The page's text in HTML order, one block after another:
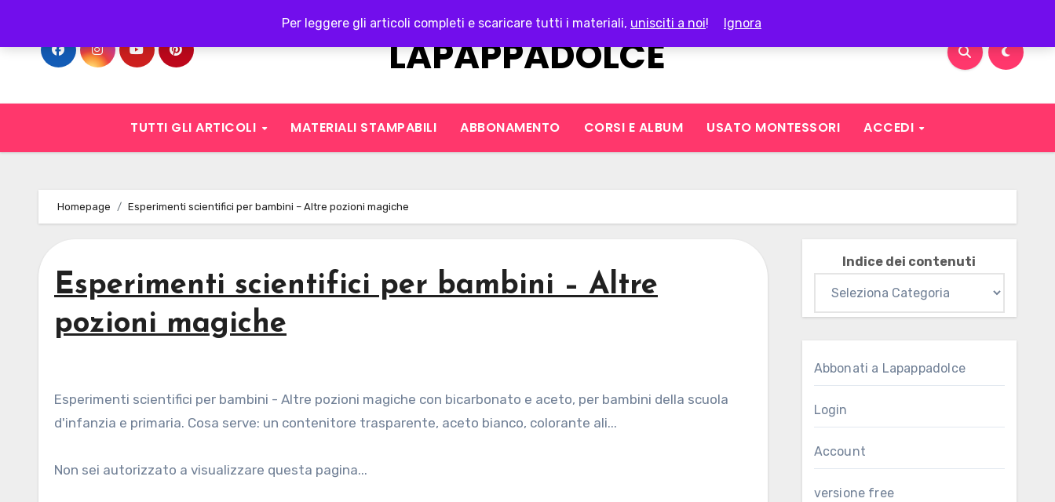
Per leggere gli articoli completi e scaricare tutti i materiali, unisciti a noi! Ignora
content
LAPAPPADOLCE
TUTTI GLI ARTICOLI MATERIALI STAMPABILI ABBONAMENTO CORSI E ALBUM USATO MONTESSORI ACCEDI
Homepage Esperimenti scientifici per bambini – Altre pozioni magiche
Esperimenti scientifici per bambini – Altre
pozioni magiche
Esperimenti scientifici per bambini - Altre pozioni magiche con bicarbonato e aceto, per bambini della scuola
d'infanzia e primaria. Cosa serve: un contenitore trasparente, aceto bianco, colorante ali...
Non sei autorizzato a visualizzare questa pagina...
Indice dei contenuti
Abbonati a Lapappadolce
Login
Account
versione free